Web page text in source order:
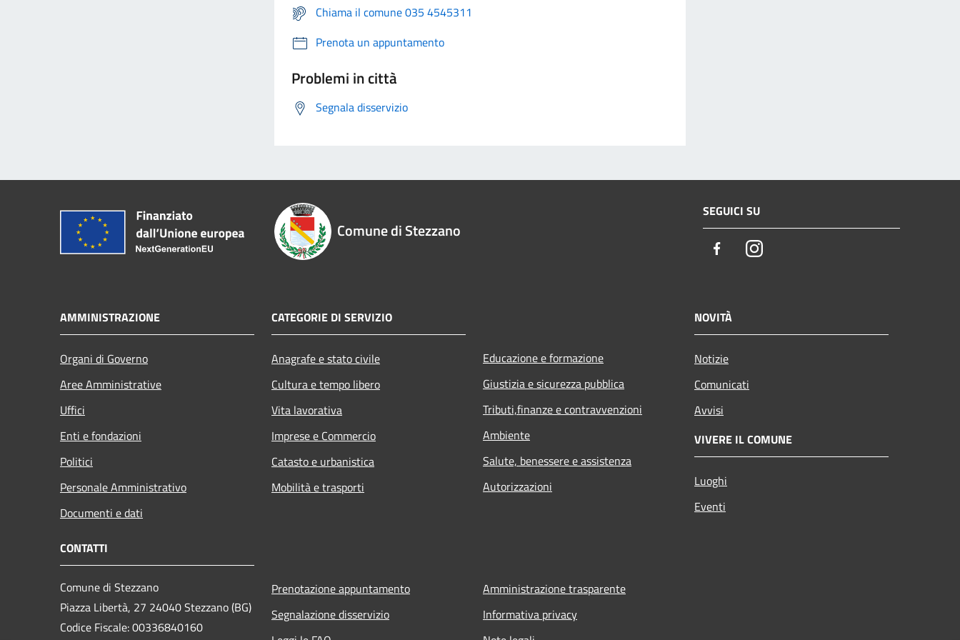
Chiama il comune 035 4545311
Prenota un appuntamento
Problemi in città
Segnala disservizio
Comune di Stezzano
SEGUICI SU
FacebookInstagram
AMMINISTRAZIONE
Organi di Governo
Aree Amministrative
Uffici
Enti e fondazioni
Politici
Personale Amministrativo
Documenti e dati
CATEGORIE DI SERVIZIO
Anagrafe e stato civile
Cultura e tempo libero
Vita lavorativa
Imprese e Commercio
Catasto e urbanistica
Mobilità e trasporti
Educazione e formazione
Giustizia e sicurezza pubblica
Tributi,finanze e contravvenzioni
Ambiente
Salute, benessere e assistenza
Autorizzazioni
NOVITÀ
Notizie
Comunicati
Avvisi
VIVERE IL COMUNE
Luoghi
Eventi
CONTATTI
Comune di Stezzano
Piazza Libertà, 27 24040 Stezzano (BG)
Codice Fiscale: 00336840160
Prenotazione appuntamento
Segnalazione disservizio
Amministrazione trasparente
Informativa privacy